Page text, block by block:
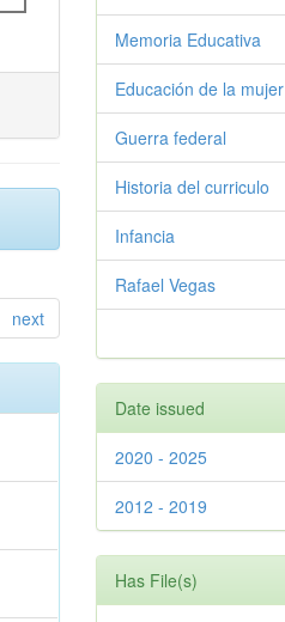
next
Memoria Educativa
Educación de la mujer
Guerra federal
Historia del curriculo
Infancia
Rafael Vegas
Date issued
2020 - 2025
2012 - 2019
Has File(s)